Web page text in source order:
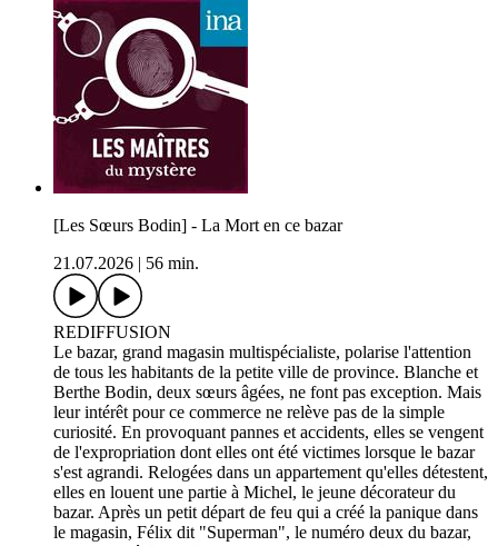
[Les Sœurs Bodin] - La Mort en ce bazar
21.07.2026
56 min.
REDIFFUSION
Le bazar, grand magasin multispécialiste, polarise l'attention
de tous les habitants de la petite ville de province. Blanche et
Berthe Bodin, deux sœurs âgées, ne font pas exception. Mais
leur intérêt pour ce commerce ne relève pas de la simple
curiosité. En provoquant pannes et accidents, elles se vengent
de l'expropriation dont elles ont été victimes lorsque le bazar
s'est agrandi. Relogées dans un appartement qu'elles détestent,
elles en louent une partie à Michel, le jeune décorateur du
bazar. Après un petit départ de feu qui a créé la panique dans
le magasin, Félix dit "Superman", le numéro deux du bazar,